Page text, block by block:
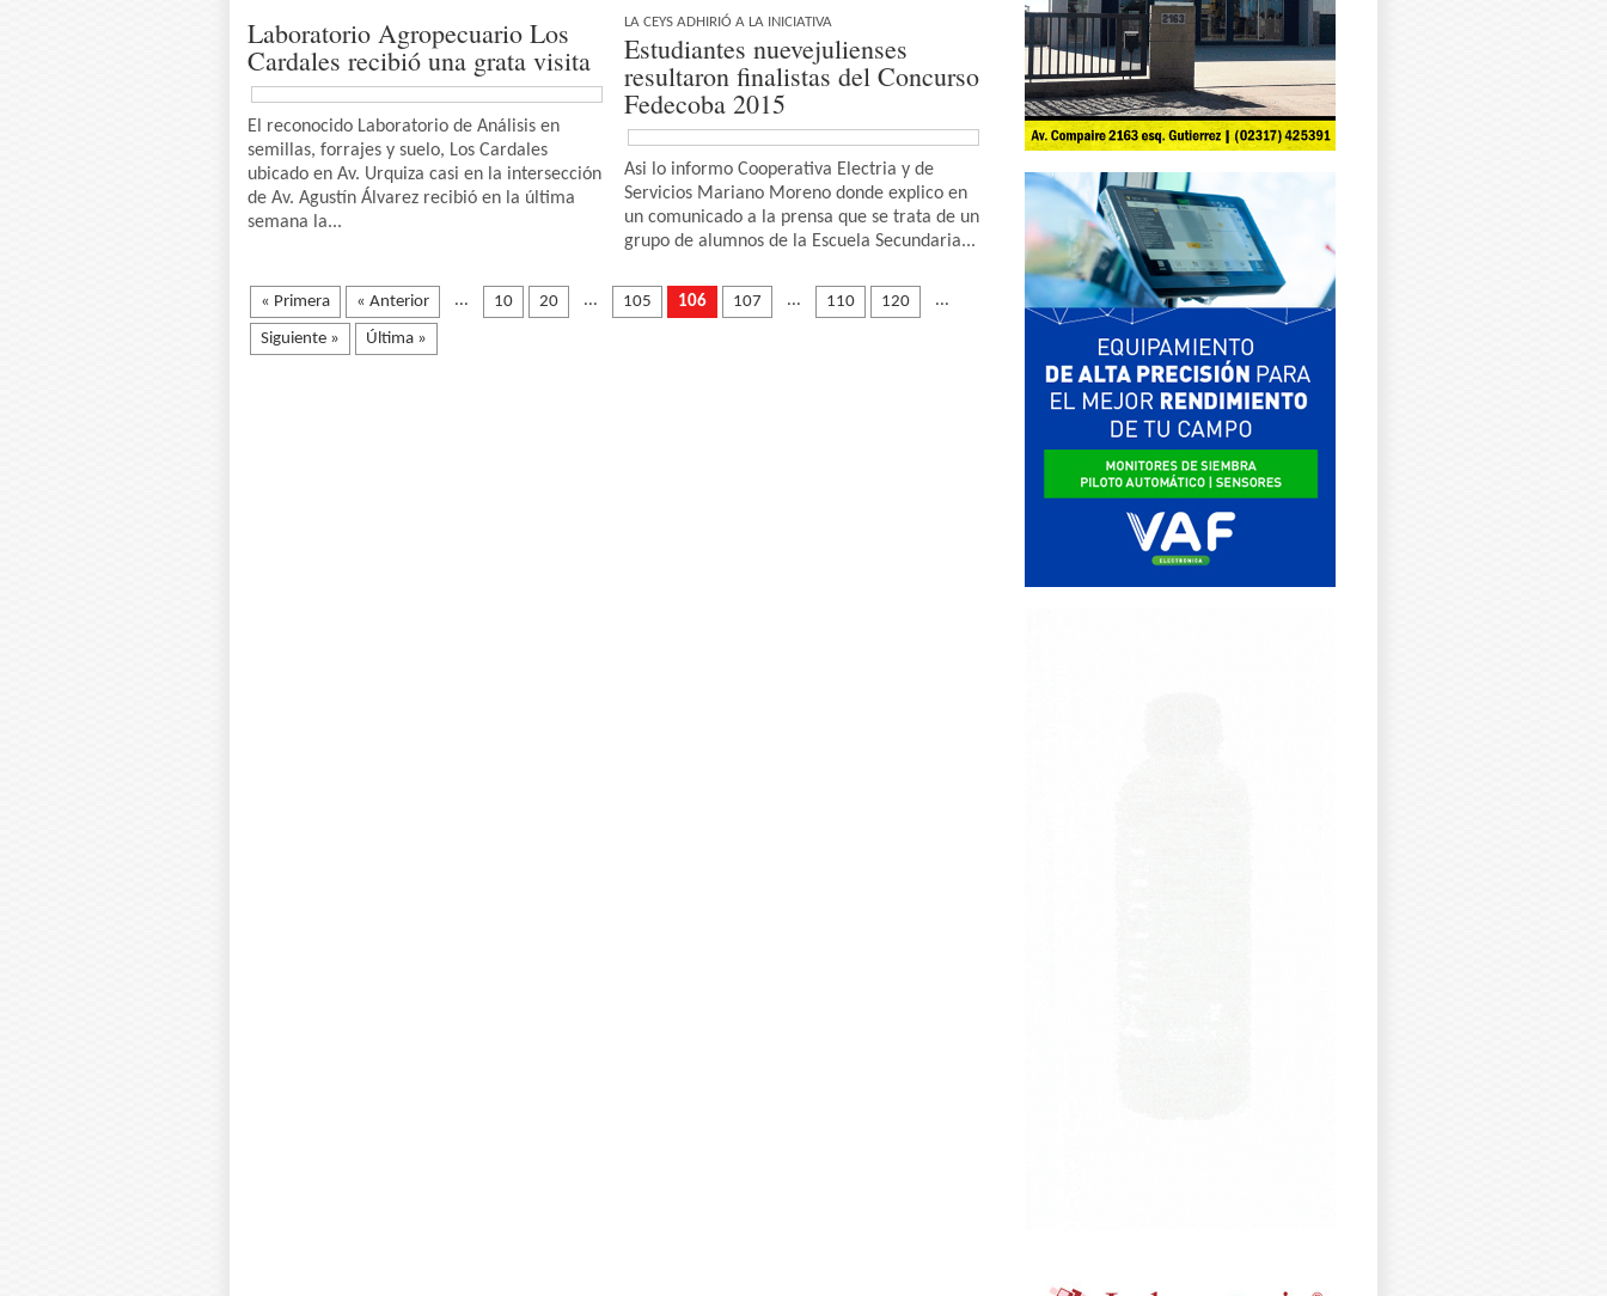
Laboratorio Agropecuario Los
Cardales recibió una grata visita
El reconocido Laboratorio de Análisis en
semillas, forrajes y suelo, Los Cardales
ubicado en Av. Urquiza casi en la intersección
de Av. Agustín Álvarez recibió en la última
semana la...
LA CEYS ADHIRIÓ A LA INICIATIVA
Estudiantes nuevejulienses
resultaron finalistas del Concurso
Fedecoba 2015
Asi lo informo Cooperativa Electria y de
Servicios Mariano Moreno donde explico en
un comunicado a la prensa que se trata de un
grupo de alumnos de la Escuela Secundaria...
« Primera « Anterior ... 10 20 ... 105 106 107 ... 110 120 ...
Siguiente » Última »